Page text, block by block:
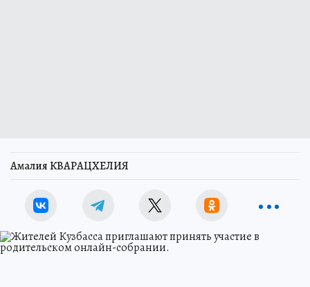
Амалия КВАРАЦХЕЛИЯ